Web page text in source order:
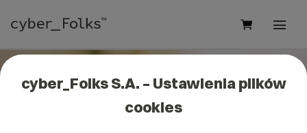
cyber_Folks S.A. – Ustawienia plików
cookies